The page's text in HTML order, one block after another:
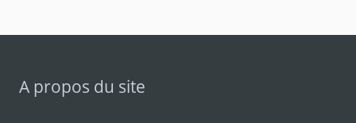
A propos du site